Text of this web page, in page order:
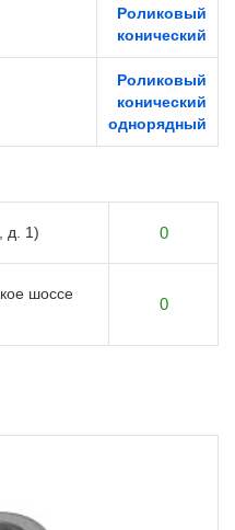
Роликовый
конический
Роликовый
конический
однорядный
д. 1) 0
шоссе
0